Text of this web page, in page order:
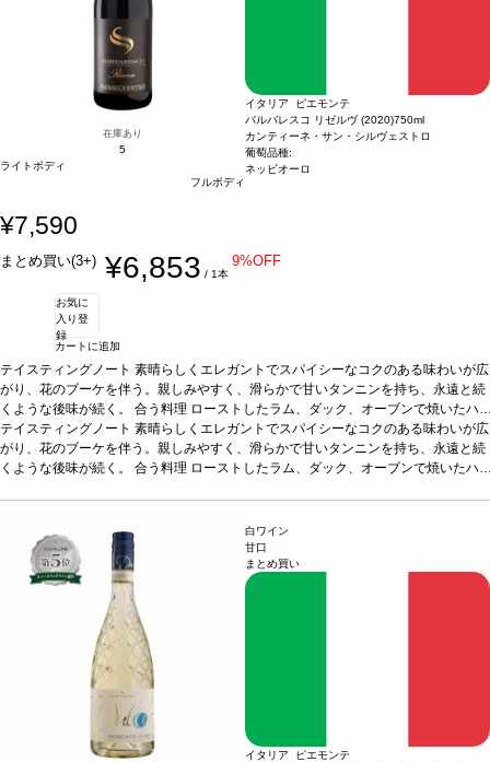
在庫あり
5
ライトボディ
フルボディ
イタリア ピエモンテ
バルバレスコ リゼルヴ (2020)750ml
カンティーネ・サン・シルヴェストロ
葡萄品種:
ネッビオーロ
¥7,590
まとめ買い(3+) ¥6,853 / 1本
9%OFF
お気に
入り登
録
カートに追加
テイスティングノート 素晴らしくエレガントでスパイシーなコクのある味わいが広
がり、花のブーケを伴う。親しみやすく、滑らかで甘いタンニンを持ち、永遠と続
くような後味が続く。 合う料理 ローストしたラム、ダック、オーブンで焼いたハ
ム、ウサギ、熟したチーズなどと好相性葡萄品種ネッビオーロ100%認証EQUALI
TAS認証*本ヴィンテージが在庫切れの場合、在庫があり価格が同様の場合は自動
的に次のヴィンテージに変更されます、ご了承ください。
テイスティングノート 素晴らしくエレガントでスパイシーなコクのある味わいが広
がり、花のブーケを伴う。親しみやすく、滑らかで甘いタンニンを持ち、永遠と続
くような後味が続く。 合う料理 ローストしたラム、ダック、オーブンで焼いたハ
的に次のヴィンテージに変更されます、ご了承ください。
白ワイン
甘口
まとめ買い
イタリア ピエモンテ